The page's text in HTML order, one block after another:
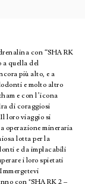
con “SHARK
a quella del
più alto, e a
e molto altro
e con l’icona
di coraggiosi
loro viaggio si
operazione mineraria
lotta per la
e da implacabili
i loro spietati
con "SHARK 2 –